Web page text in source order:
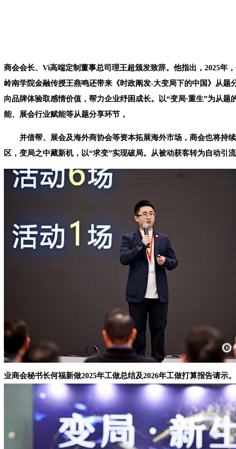
商会会长、Vi高端定制董事总司理王超颁发致辞。他指出，2025年
岭南学院金融传授王燕鸣还带来《时政阐发-大变局下的中国》从
向品牌体验取感情价值，帮力企业纾困成长。以“变局·重生”为从
能、展会行业赋能等从题分享环节，
并借帮、展会及海外商协会等资本拓展海外市场，商会也将持续
区，变局之中藏新机，以“求变”实现破局。从被动获客转为自动引
业商会秘书长何福新做2025年工做总结及2026年工做打算报告请示